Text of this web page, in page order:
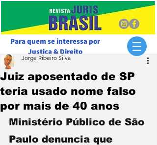
Para quem se interessa por
Justiça & Direito
Juiz aposentado de SP
teria usado nome falso
por mais de 40 anos
Jorge Ribeiro Silva
Ministério Público de São
Paulo denuncia que